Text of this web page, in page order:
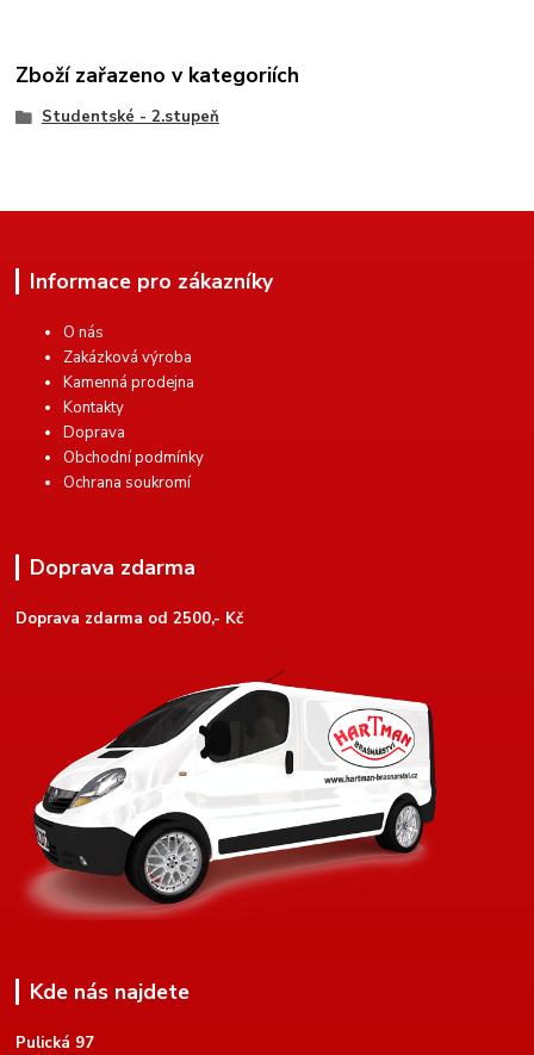
Zboží zařazeno v kategoriích
Studentské - 2.stupeň
Informace pro zákazníky
O nás
Zakázková výroba
Kamenná prodejna
Kontakty
Doprava
Obchodní podmínky
Ochrana soukromí
Doprava zdarma
Doprava zdarma od 2500,- Kč
Kde nás najdete
Pulická 97